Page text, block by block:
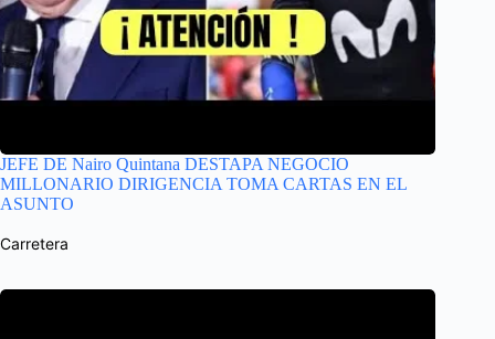
JEFE DE Nairo Quintana DESTAPA NEGOCIO
MILLONARIO DIRIGENCIA TOMA CARTAS EN EL
ASUNTO
Carretera